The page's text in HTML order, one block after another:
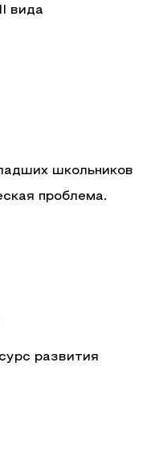
вида
школьников
проблема.
развития